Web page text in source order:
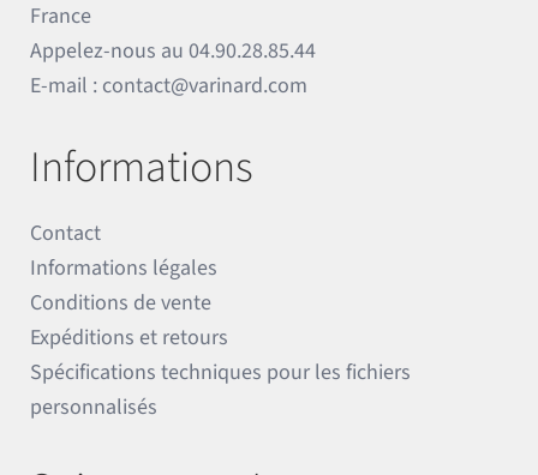
France
Appelez-nous au04.90.28.85.44
E-mail : contact@varinard.com
Informations
Contact
Informations légales
Conditions de vente
Expéditions et retours
Spécifications techniques pour les fichiers
personnalisés